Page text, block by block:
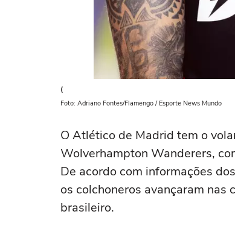
(
Foto: Adriano Fontes/Flamengo / Esporte News Mundo
O Atlético de Madrid tem o
Wolverhampton Wanderers,
De acordo com informações
os colchoneros avançaram
brasileiro.